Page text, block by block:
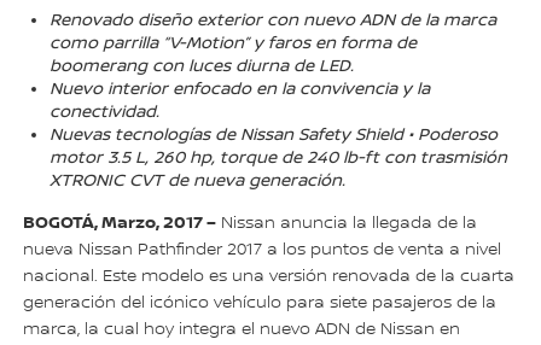
Renovado diseño exterior con nuevo ADN de la marca
como parrilla “V-Motion” y faros en forma de
boomerang con luces diurna de LED.
Nuevo interior enfocado en la convivencia y la
conectividad.
Nuevas tecnologías de Nissan Safety Shield • Poderoso
motor 3.5 L, 260 hp, torque de 240 lb-ft con trasmisión
XTRONIC CVT de nueva generación.
BOGOTÁ, Marzo, 2017 – Nissan anuncia la llegada de la
nueva Nissan Pathfinder 2017 a los puntos de venta a nivel
nacional. Este modelo es una versión renovada de la cuarta
generación del icónico vehículo para siete pasajeros de la
marca, la cual hoy integra el nuevo ADN de Nissan en